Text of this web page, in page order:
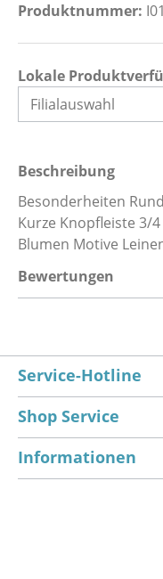
Produktnummer:
Lokale
Beschreibung
Besonderheiten
Kurze Knopfleiste 3/
Blumen Motive
Bewertungen
Service-Hotline
Shop Service
Informationen